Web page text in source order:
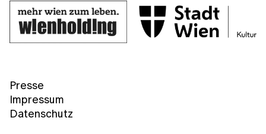
Presse
Impressum
Datenschutz